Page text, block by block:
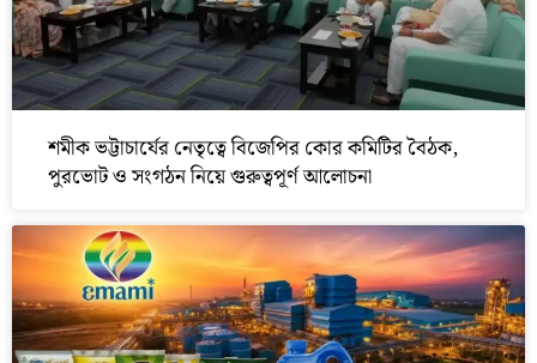
শমীক ভট্টাচার্যের নেতৃত্বে বিজেপির কোর কমিটির বৈঠক,
পুরভোট ও সংগঠন নিয়ে গুরুত্বপূর্ণ আলোচনা